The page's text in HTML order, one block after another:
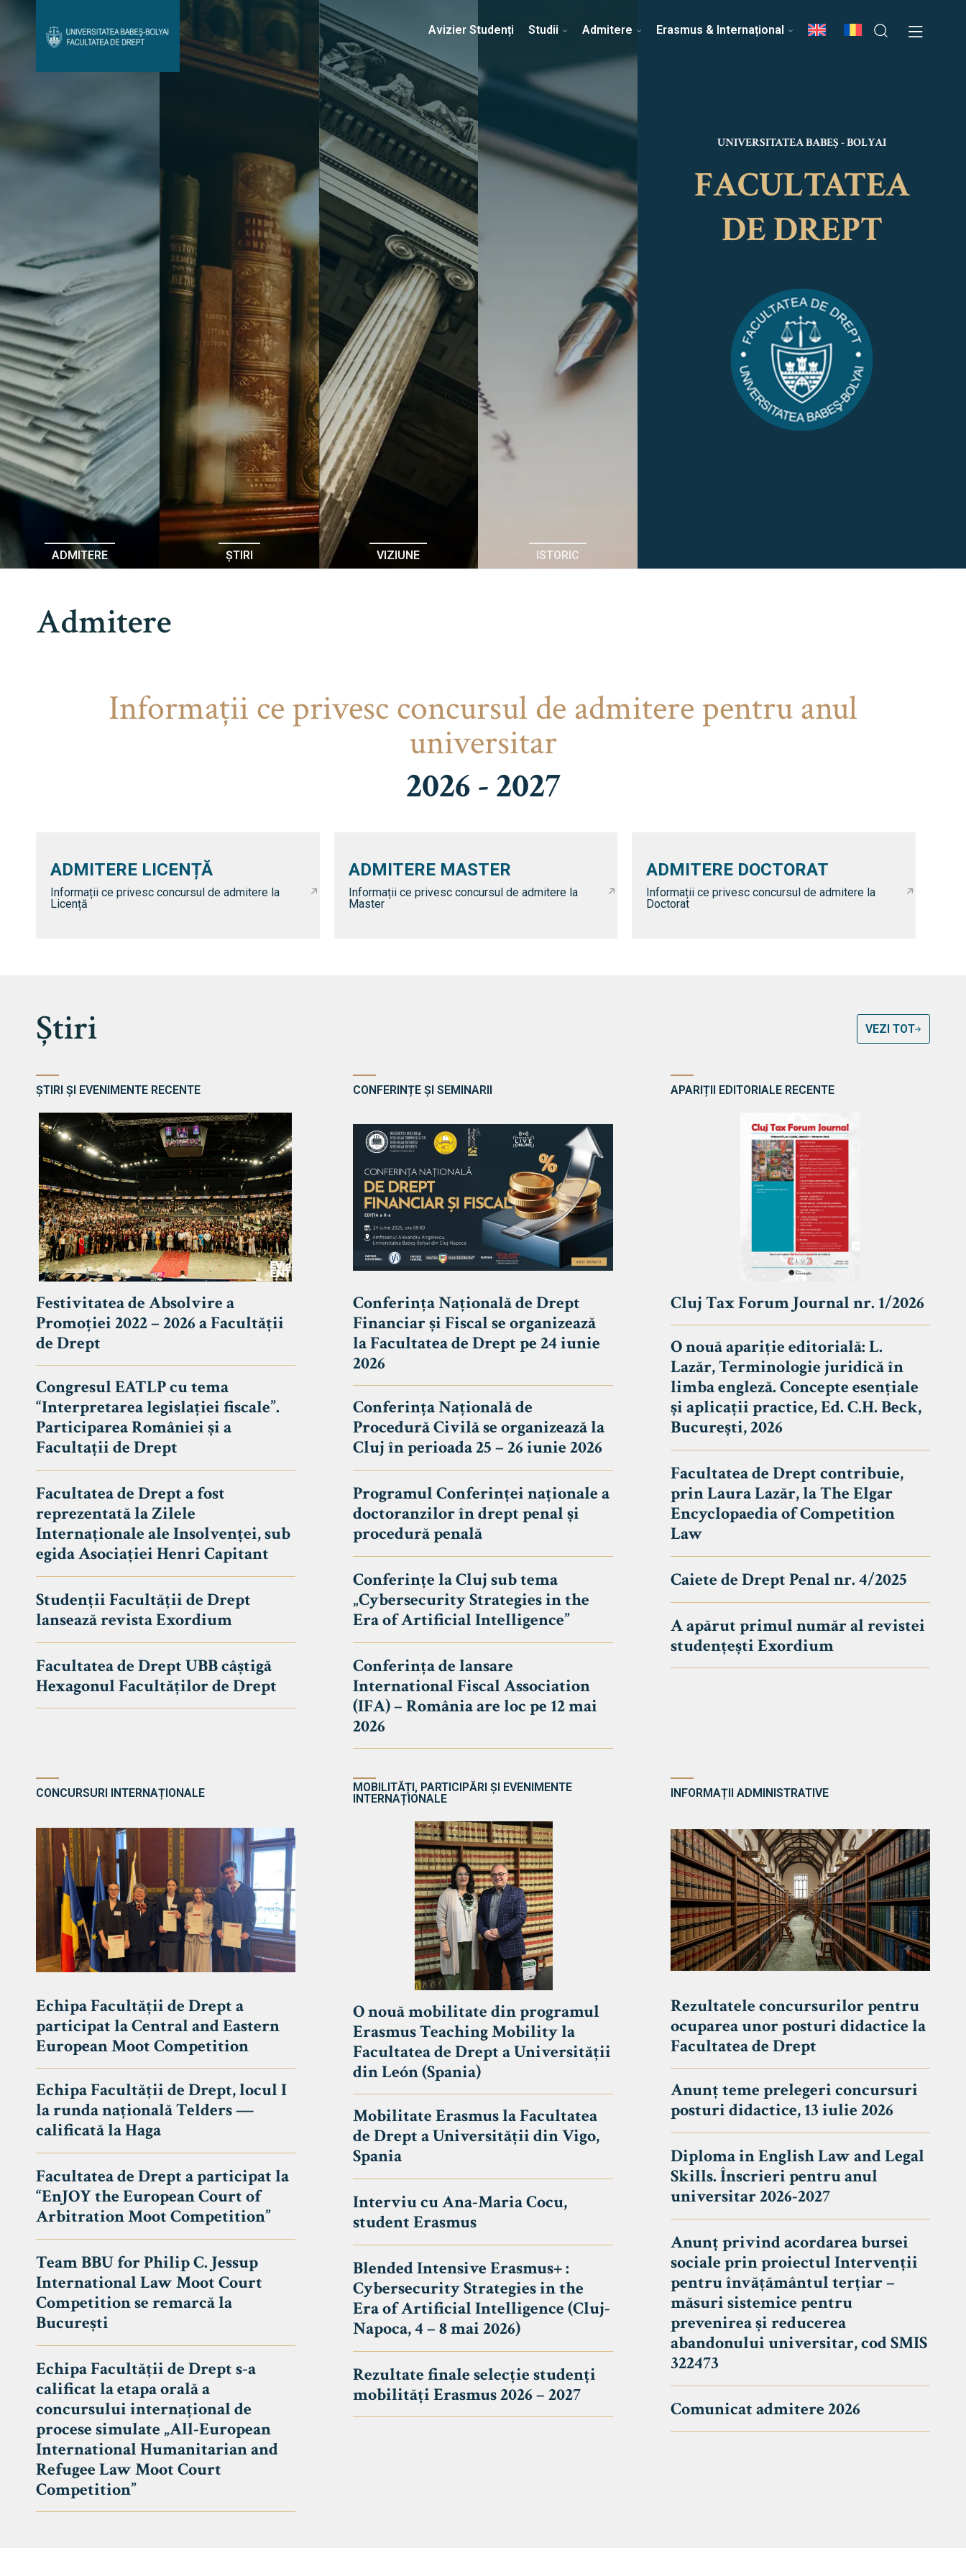
Avizier Studenți Admitere Erasmus & Internațional Despre Facultate Știri Echipa Facultății
Contact
UNIVERSITATEA BABEȘ - BOLYAI
FACULTATEA
DE DREPT
Avizier Studenți
Studii
Admitere
Erasmus & Internațional
Știri
Echipa Facultății
Bibliotecă & Reviste
Avizier Studenți Studii Admitere Erasmus & Internațional
ADMITERE ȘTIRI VIZIUNE ISTORIC
UNIVERSITATEA BABEȘ - BOLYAI
FACULTATEA
DE DREPT
Admitere
Informaţii ce privesc concursul de admitere pentru anul
universitar
2026 - 2027
ADMITERE LICENȚĂ
Informații ce privesc concursul de admitere la
Licență
ADMITERE MASTER
Informații ce privesc concursul de admitere la
Master
ADMITERE DOCTORAT
Informații ce privesc concursul de admitere la
Doctorat
Știri VEZI TOT
ȘTIRI ȘI EVENIMENTE RECENTE
Festivitatea de Absolvire a
Promoției 2022 – 2026 a Facultății
de Drept
Congresul EATLP cu tema
“Interpretarea legislației fiscale”.
Participarea României și a
Facultații de Drept
Facultatea de Drept a fost
reprezentată la Zilele
Internaționale ale Insolvenței, sub
egida Asociației Henri Capitant
Studenții Facultății de Drept
lansează revista Exordium
Facultatea de Drept UBB câștigă
Hexagonul Facultăților de Drept
CONFERINȚE ȘI SEMINARII
Conferința Națională de Drept
Financiar și Fiscal se organizează
la Facultatea de Drept pe 24 iunie
2026
Conferința Națională de
Procedură Civilă se organizează la
Cluj în perioada 25 – 26 iunie 2026
Programul Conferinței naționale a
doctoranzilor în drept penal și
procedură penală
Conferințe la Cluj sub tema
„Cybersecurity Strategies in the
Era of Artificial Intelligence”
Conferința de lansare
International Fiscal Association
(IFA) – România are loc pe 12 mai
2026
APARIȚII EDITORIALE RECENTE
Cluj Tax Forum Journal nr. 1/2026
O nouă apariție editorială: L.
Lazăr, Terminologie juridică în
limba engleză. Concepte esențiale
și aplicații practice, Ed. C.H. Beck,
București, 2026
Facultatea de Drept contribuie,
prin Laura Lazăr, la The Elgar
Encyclopaedia of Competition
Law
Caiete de Drept Penal nr. 4/2025
A apărut primul număr al revistei
studențești Exordium
CONCURSURI INTERNAȚIONALE
Echipa Facultății de Drept a
participat la Central and Eastern
European Moot Competition
Echipa Facultății de Drept, locul I
la runda națională Telders —
calificată la Haga
Facultatea de Drept a participat la
“EnJOY the European Court of
Arbitration Moot Competition”
Team BBU for Philip C. Jessup
International Law Moot Court
Competition se remarcă la
București
Echipa Facultății de Drept s-a
calificat la etapa orală a
concursului internațional de
procese simulate „All-European
International Humanitarian and
Refugee Law Moot Court
Competition”
MOBILITĂȚI, PARTICIPĂRI ȘI EVENIMENTE
INTERNAȚIONALE
O nouă mobilitate din programul
Erasmus Teaching Mobility la
Facultatea de Drept a Universității
din León (Spania)
Mobilitate Erasmus la Facultatea
de Drept a Universității din Vigo,
Spania
Interviu cu Ana-Maria Cocu,
student Erasmus
Blended Intensive Erasmus+ :
Cybersecurity Strategies in the
Era of Artificial Intelligence (Cluj-
Napoca, 4 – 8 mai 2026)
Rezultate finale selecție studenți
mobilități Erasmus 2026 – 2027
INFORMAȚII ADMINISTRATIVE
Rezultatele concursurilor pentru
ocuparea unor posturi didactice la
Facultatea de Drept
Anunț teme prelegeri concursuri
posturi didactice, 13 iulie 2026
Diploma in English Law and Legal
Skills. Înscrieri pentru anul
universitar 2026-2027
Anunț privind acordarea bursei
sociale prin proiectul Intervenții
pentru învățământul terțiar –
măsuri sistemice pentru
prevenirea și reducerea
abandonului universitar, cod SMIS
322473
Comunicat admitere 2026